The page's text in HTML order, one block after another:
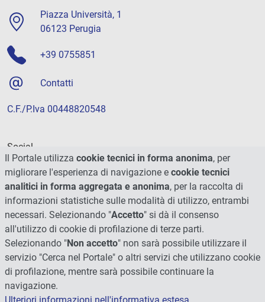
Piazza Università, 1
06123 Perugia
+39 0755851
Contatti
C.F./P.Iva 00448820548
Social
Il Portale utilizza cookie tecnici in forma anonima, per
migliorare l'esperienza di navigazione e cookie tecnici
analitici in forma aggregata e anonima, per la raccolta di
informazioni statistiche sulle modalità di utilizzo, entrambi
necessari. Selezionando "Accetto" si dà il consenso
all'utilizzo di cookie di profilazione di terze parti.
Selezionando "Non accetto" non sarà possibile utilizzare il
servizio "Cerca nel Portale" o altri servizi che utilizzano cookie
di profilazione, mentre sarà possibile continuare la
navigazione.